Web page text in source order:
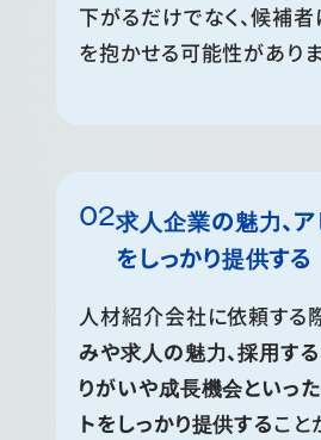
下がるだけでなく、候補
を抱かせる可能性がありま
求人企業の魅力、
をしっかり提供する
人材紹介会社に依頼する
みや求人の魅力、採用す
りがいや成長機会といっ
トをしっかり提供すること